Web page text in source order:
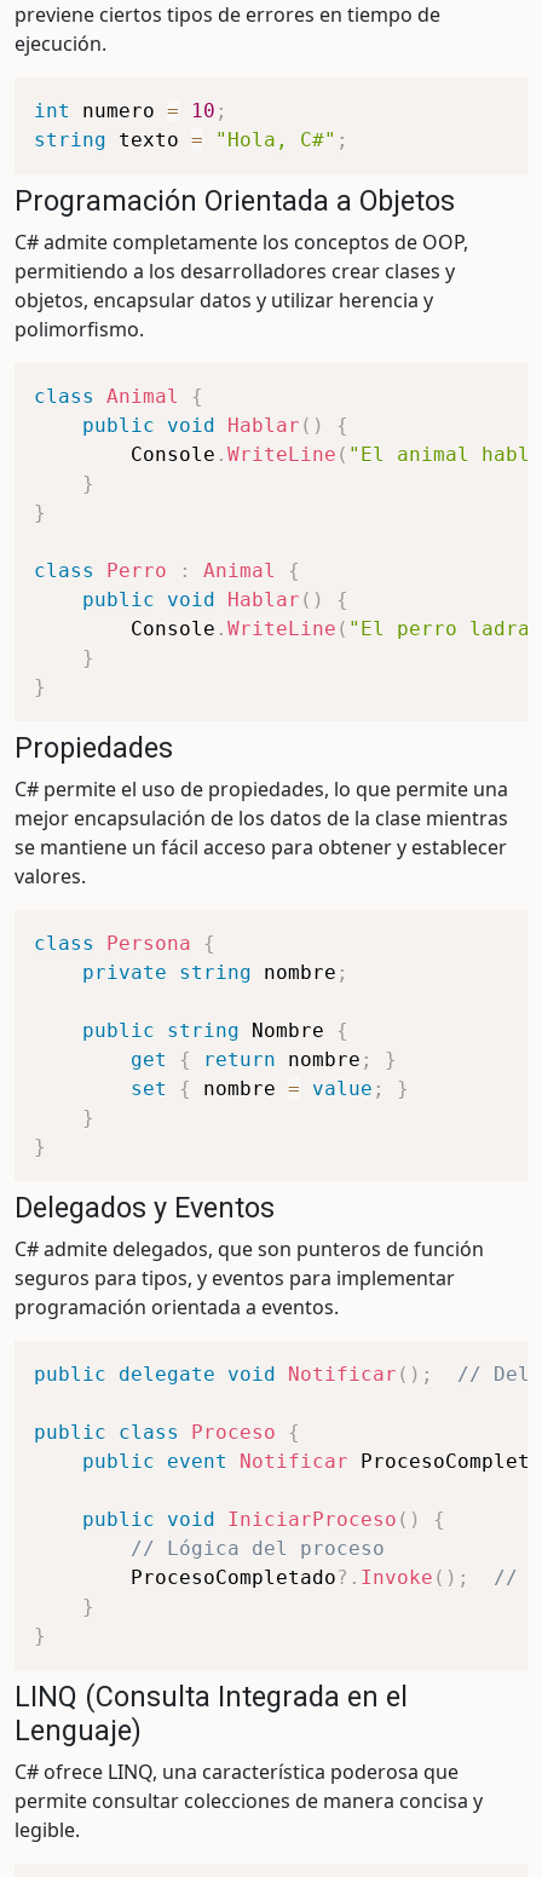
previene ciertos tipos de errores en tiempo de
ejecución.
int numero = 10 ;
string texto = "Hola, C#" ;
Programación Orientada a Objetos
C# admite completamente los conceptos de OOP,
permitiendo a los desarrolladores crear clases y
objetos, encapsular datos y utilizar herencia y
polimorfismo.
class Animal
{
public
void Hablar ( )
{
        Console
. WriteLine ( "El animal
}
}
class Perro : Animal
{
public
void Hablar ( )
{
        Console
. WriteLine ( "El perro ladra"
}
}
Propiedades
C# permite el uso de propiedades, lo que permite una
mejor encapsulación de los datos de la clase mientras
se mantiene un fácil acceso para obtener y establecer
valores.
class Persona
{
private
string nombre ;
public string Nombre {
get
{ return nombre ;
}
set
{ nombre = value ;
}
}
}
Delegados y Eventos
C# admite delegados, que son punteros de función
seguros para tipos, y eventos para implementar
programación orientada a eventos.
public delegate void Notificar ( ) ; //
public class Proceso
{
public
event Notificar
public void IniciarProceso ( )
{
// Lógica del proceso
        ProcesoCompletado
?. Invoke ( ) ;
//
}
}
LINQ (Consulta Integrada en el
Lenguaje)
C# ofrece LINQ, una característica poderosa que
permite consultar colecciones de manera concisa y
legible.